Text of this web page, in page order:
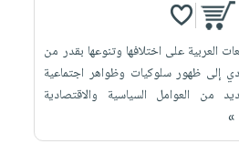
العربية على اختلافها وتنوعها بقدر من
إلى ظهور سلوكيات وظواهر اجتماعية
من العوامل السياسية والاقتصادية
»